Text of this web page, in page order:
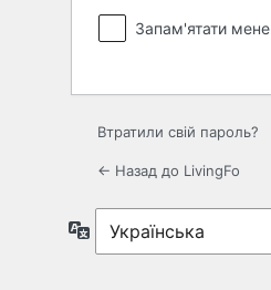
Запам'ятати мене
Втратили свій пароль?
← Назад до LivingFo
Мова